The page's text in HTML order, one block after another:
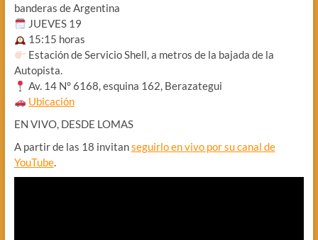
banderas de Argentina
JUEVES 19
15:15 horas
Estación de Servicio Shell, a metros de la bajada de la
Autopista.
Av. 14 N° 6168, esquina 162, Berazategui
Ubicación
EN VIVO, DESDE LOMAS
A partir de las 18 invitanseguirlo en vivo por su canal de
YouTube.